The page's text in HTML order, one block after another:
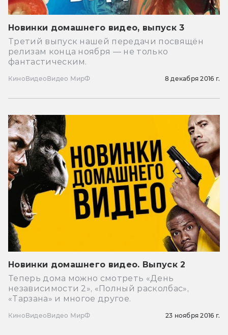
Новинки домашнего видео, выпуск 3
Третий выпуск нашей передачи посвящён
релизам конца ноября — не только
фантастическим.
КиноВидеоВидео МирФ 8 декабря 2016 г.
Новинки домашнего видео. Выпуск 2
Теперь дома можно смотреть «День
независимости 2», «Полный расколбас»,
«Тарзана» и многое другое.
КиноВидеоВидео МирФ 23 ноября 2016 г.